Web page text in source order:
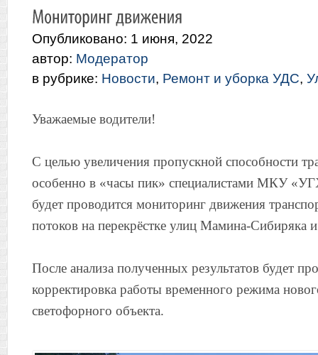
Опубликовано: 1 июня, 2022
автор: Модератор
в рубрике: Новости, Ремонт и уборка УДС,
Уважаемые водители!
С целью увеличения пропускной способности
особенно в «часы пик» специалистами МКУ
будет проводится мониторинг движения
потоков на перекрёстке улиц Мамина-Сибиряка
После анализа полученных результатов будет
корректировка работы временного режима
светофорного объекта.